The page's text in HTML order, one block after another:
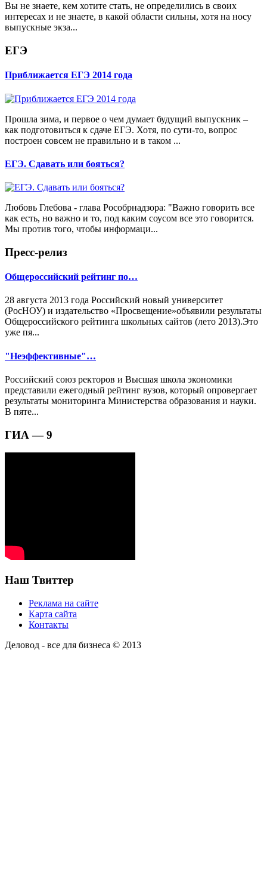
Вы не знаете, кем хотите стать, не определились в своих
интересах и не знаете, в какой области сильны, хотя на носу
выпускные экза...
ЕГЭ
Приближается ЕГЭ 2014 года
Прошла зима, и первое о чем думает будущий выпускник –
как подготовиться к сдаче ЕГЭ. Хотя, по сути-то, вопрос
построен совсем не правильно и в таком ...
ЕГЭ. Сдавать или бояться?
Любовь Глебова - глава Рособрнадзора: "Важно говорить все
как есть, но важно и то, под каким соусом все это говорится.
Мы против того, чтобы информаци...
Пресс-релиз
Общероссийский рейтинг по…
28 августа 2013 года Российский новый университет
(РосНОУ) и издательство «Просвещение»объявили результаты
Общероссийского рейтинга школьных сайтов (лето 2013).Это
уже пя...
"Неэффективные"…
Российский союз ректоров и Высшая школа экономики
представили ежегодный рейтинг вузов, который опровергает
результаты мониторинга Министерства образования и науки.
В пяте...
ГИА — 9
Наш Твиттер
Реклама на сайте
Карта сайта
Контакты
Деловод - все для бизнеса © 2013